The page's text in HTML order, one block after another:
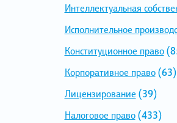
Интеллектуальная
Исполнительное
Конституционное право
Корпоративное право(63)
Лицензирование (39)
Налоговое право(433)